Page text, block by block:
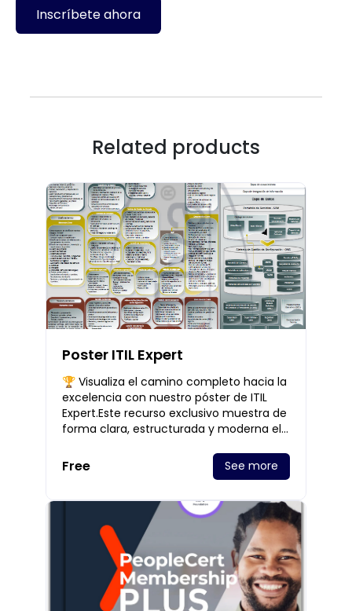
Inscríbete ahora
Related products
Poster ITIL Expert
🏆 Visualiza el camino completo hacia la
excelencia con nuestro póster de ITIL
Expert.Este recurso exclusivo muestra de
forma clara, estructurada y moderna el
cone
Free See more